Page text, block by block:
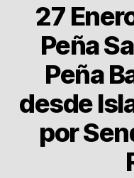
27
Peña
Peña
desde
por